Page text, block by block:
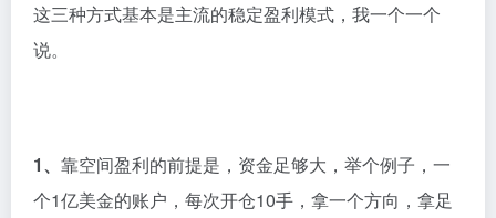
这三种方式基本是主流的稳定盈利模式，我一个一个
说。
1、 靠空间盈利的前提是，资金足够大，举个例子，一
个1亿美金的账户，每次开仓10手，拿一个方向，拿足